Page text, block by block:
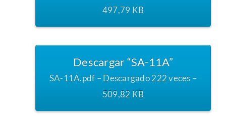
497,79 KB
Descargar “SA-11A”
SA-11A.pdf – Descargado 222 veces –
509,82 KB